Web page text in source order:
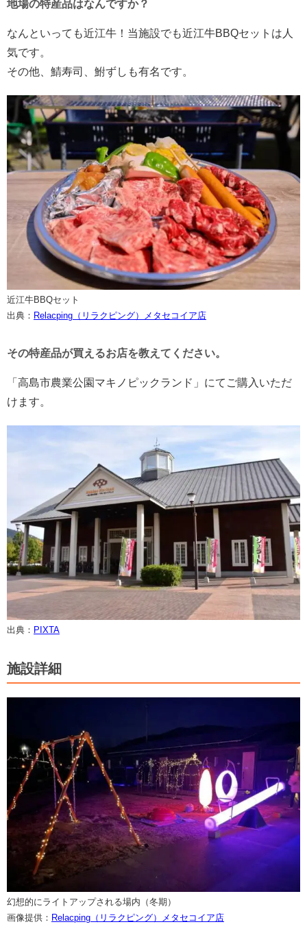
地場の特産品はなんですか？
なんといっても近江牛！当施設でも近江牛BBQセットは人
気です。
その他、鯖寿司、鮒ずしも有名です。
近江牛BBQセット
出典： Relacping（リラクピング）メタセコイア店
その特産品が買えるお店を教えてください。
「高島市農業公園マキノピックランド」にてご購入いただ
けます。
出典： PIXTA
施設詳細
幻想的にライトアップされる場内（冬期）
画像提供： Relacping（リラクピング）メタセコイア店